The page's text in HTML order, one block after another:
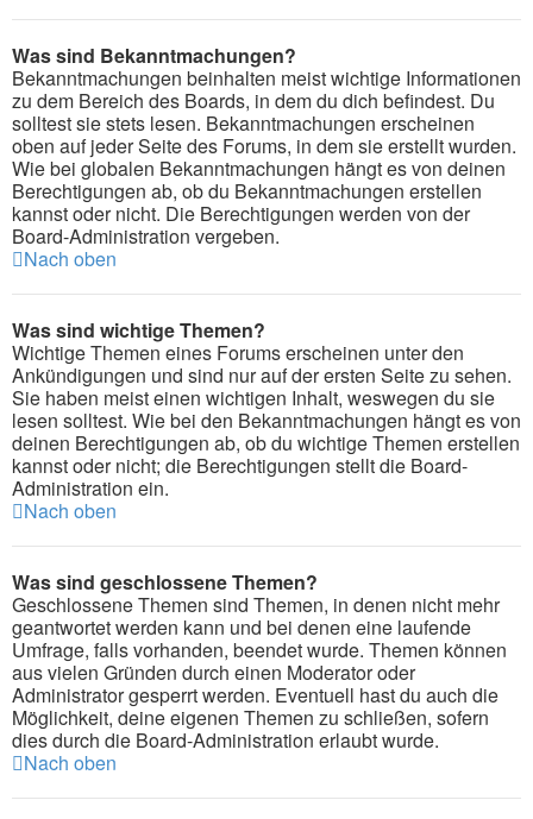
Was sind Bekanntmachungen?
Bekanntmachungen beinhalten meist wichtige Informationen
zu dem Bereich des Boards, in dem du dich befindest. Du
solltest sie stets lesen. Bekanntmachungen erscheinen
oben auf jeder Seite des Forums, in dem sie erstellt wurden.
Wie bei globalen Bekanntmachungen hängt es von deinen
Berechtigungen ab, ob du Bekanntmachungen erstellen
kannst oder nicht. Die Berechtigungen werden von der
Board-Administration vergeben.
Nach oben
Was sind wichtige Themen?
Wichtige Themen eines Forums erscheinen unter den
Ankündigungen und sind nur auf der ersten Seite zu sehen.
Sie haben meist einen wichtigen Inhalt, weswegen du sie
lesen solltest. Wie bei den Bekanntmachungen hängt es von
deinen Berechtigungen ab, ob du wichtige Themen erstellen
kannst oder nicht; die Berechtigungen stellt die Board-
Administration ein.
Nach oben
Was sind geschlossene Themen?
Geschlossene Themen sind Themen, in denen nicht mehr
geantwortet werden kann und bei denen eine laufende
Umfrage, falls vorhanden, beendet wurde. Themen können
aus vielen Gründen durch einen Moderator oder
Administrator gesperrt werden. Eventuell hast du auch die
Möglichkeit, deine eigenen Themen zu schließen, sofern
dies durch die Board-Administration erlaubt wurde.
Nach oben